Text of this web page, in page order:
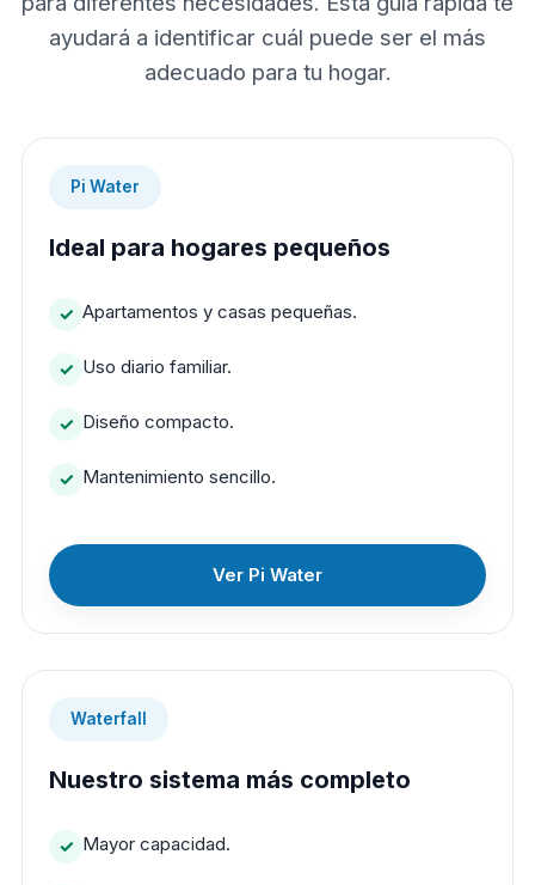
ayudará a identificar cuál puede ser el más
adecuado para tu hogar.
Pi Water
Ideal para hogares pequeños
Apartamentos y casas pequeñas.
Uso diario familiar.
Diseño compacto.
Mantenimiento sencillo.
Ver Pi Water
Waterfall
Nuestro sistema más completo
Mayor capacidad.